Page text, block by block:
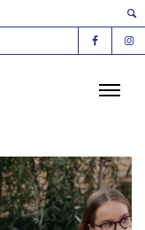
LES ATELIERS
LE CINÉMA